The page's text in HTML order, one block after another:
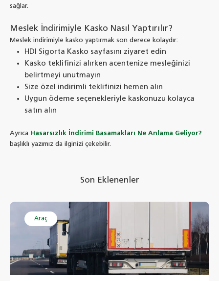
sağlar.
Meslek İndirimiyle Kasko Nasıl Yaptırılır?
Meslek indirimiyle kasko yaptırmak son derece kolaydır:
HDI Sigorta Kasko sayfasını ziyaret edin
Kasko teklifinizi alırken acentenize mesleğinizi
belirtmeyi unutmayın
Size özel indirimli teklifinizi hemen alın
Uygun ödeme seçenekleriyle kaskonuzu kolayca
satın alın
Ayrıca Hasarsızlık İndirimi Basamakları Ne Anlama Geliyor?
başlıklı yazımız da ilginizi çekebilir.
Son Eklenenler
Araç